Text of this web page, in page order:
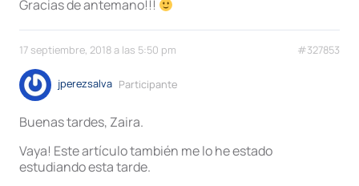
Gracias de antemano!!!
17 septiembre, 2018 a las 5:50 pm #327853
jperezsalva Participante
Buenas tardes, Zaira.
Vaya! Este artículo también me lo he estado
estudiando esta tarde.